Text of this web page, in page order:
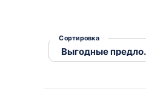
Сортировка